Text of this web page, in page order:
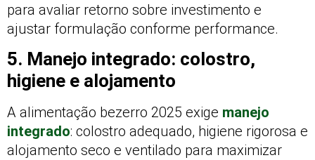
para avaliar retorno sobre investimento e
ajustar formulação conforme performance.
5. Manejo integrado: colostro,
higiene e alojamento
A alimentação bezerro 2025 exige manejo
integrado: colostro adequado, higiene rigorosa e
alojamento seco e ventilado para maximizar